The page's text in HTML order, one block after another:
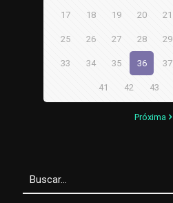
17 18 19 20 21
25 26 27 28 29
33 34 35 36 37
41 42 43
Próxima